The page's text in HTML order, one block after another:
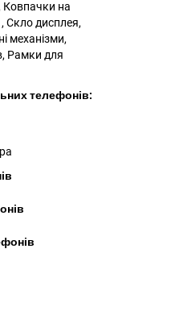
Ковпачки на
,Скло дисплея,
механізми,
, Рамки для
телефонів: